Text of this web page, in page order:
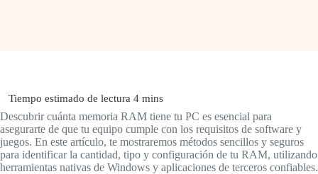
Descubrir cuánta memoria RAM tiene tu PC es esencial para
asegurarte de que tu equipo cumple con los requisitos de software y
juegos. En este artículo, te mostraremos métodos sencillos y seguros
para identificar la cantidad, tipo y configuración de tu RAM, utilizando
herramientas nativas de Windows y aplicaciones de terceros confiables.